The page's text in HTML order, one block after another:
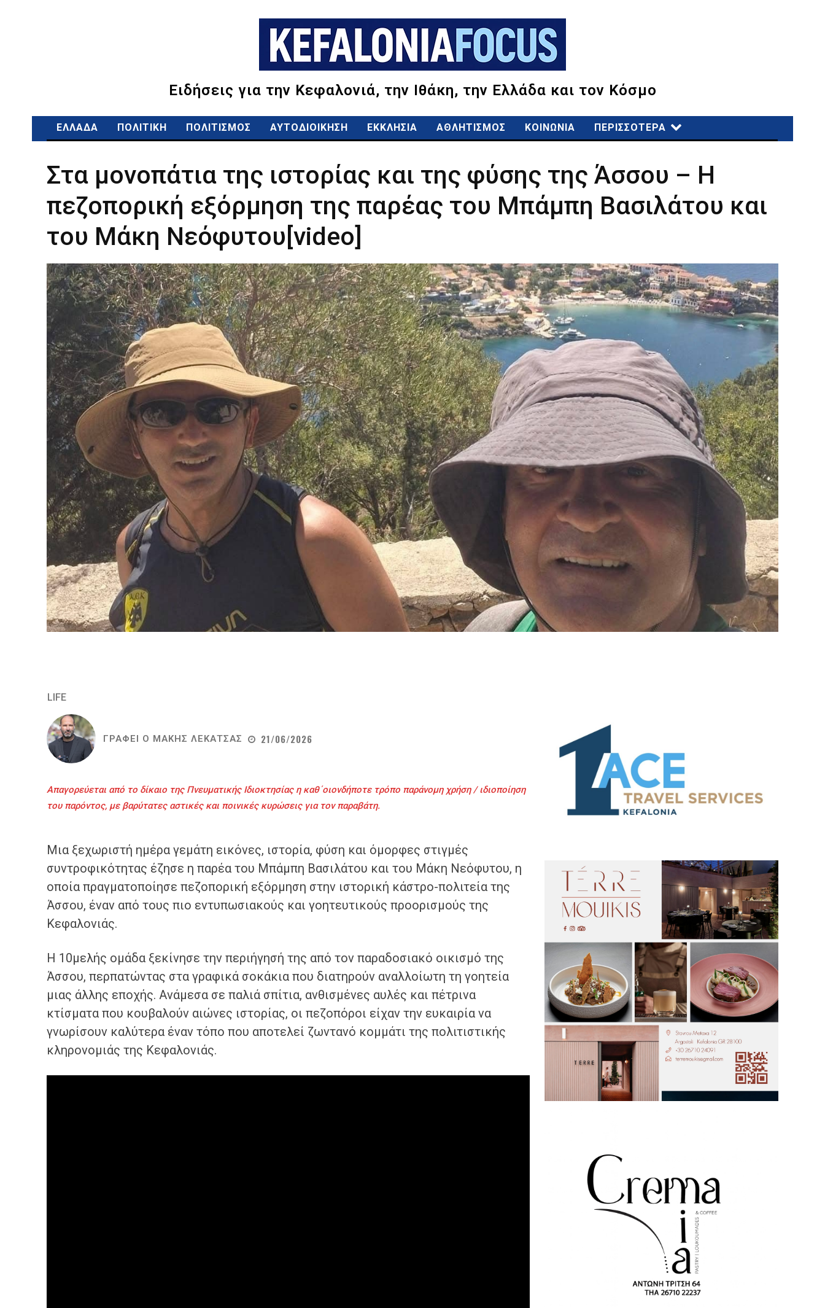
Ειδήσεις για την Κεφαλονιά, την Ιθάκη, την Ελλάδα και τον Κόσμο
ΕΛΛΑΔΑ ΠΟΛΙΤΙΚΗ ΠΟΛΙΤΙΣΜΟΣ ΑΥΤΟΔΙΟΙΚΗΣΗ ΕΚΚΛΗΣΙΑ ΑΘΛΗΤΙΣΜΟΣ ΚΟΙΝΩΝΙΑ ΠΕΡΙΣΣΟΤΕΡΑ
Στα μονοπάτια της ιστορίας και της φύσης της Άσσου – Η
πεζοπορική εξόρμηση της παρέας του Μπάμπη Βασιλάτου και
του Μάκη Νεόφυτου[video]
LIFE
ΓΡΑΦΕΙ Ο ΜΑΚΗΣ ΛΕΚΑΤΣΑΣ 21/06/2026
Απαγορεύεται από το δίκαιο της Πνευματικής Ιδιοκτησίας η καθ΄οιονδήποτε τρόπο παράνομη χρήση / ιδιοποίηση
του παρόντος, με βαρύτατες αστικές και ποινικές κυρώσεις για τον παραβάτη.
Μια ξεχωριστή ημέρα γεμάτη εικόνες, ιστορία, φύση και όμορφες στιγμές
συντροφικότητας έζησε η παρέα του Μπάμπη Βασιλάτου και του Μάκη Νεόφυτου, η
οποία πραγματοποίησε πεζοπορική εξόρμηση στην ιστορική κάστρο-πολιτεία της
Άσσου, έναν από τους πιο εντυπωσιακούς και γοητευτικούς προορισμούς της
Κεφαλονιάς.
Η 10μελής ομάδα ξεκίνησε την περιήγησή της από τον παραδοσιακό οικισμό της
Άσσου, περπατώντας στα γραφικά σοκάκια που διατηρούν αναλλοίωτη τη γοητεία
μιας άλλης εποχής. Ανάμεσα σε παλιά σπίτια, ανθισμένες αυλές και πέτρινα
κτίσματα που κουβαλούν αιώνες ιστορίας, οι πεζοπόροι είχαν την ευκαιρία να
γνωρίσουν καλύτερα έναν τόπο που αποτελεί ζωντανό κομμάτι της πολιτιστικής
κληρονομιάς της Κεφαλονιάς.